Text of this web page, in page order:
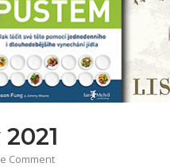
Comment